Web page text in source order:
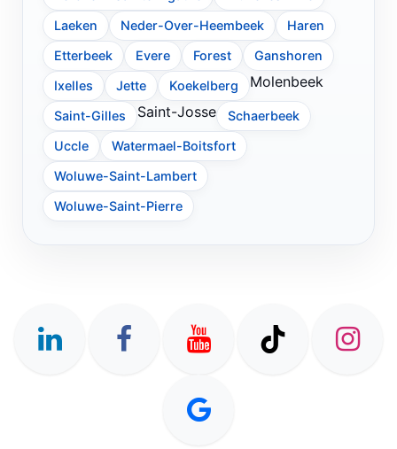
Laeken
Neder-Over-Heembeek
Haren
Etterbeek
Evere Forest
Ganshoren
Ixelles
Jette Koekelberg Molenbeek
Saint-Gilles Saint-Josse
Schaerbeek
Uccle
Watermael-Boitsfort
Woluwe-Saint-Lambert
Woluwe-Saint-Pierre